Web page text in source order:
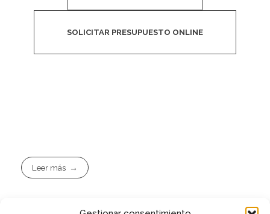
SOLICITAR PRESUPUESTO ONLINE
Leer más